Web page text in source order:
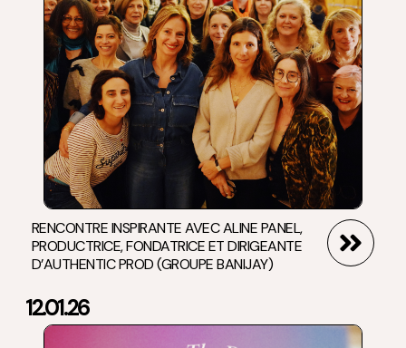
RENCONTRE INSPIRANTE AVEC ALINE PANEL,
PRODUCTRICE, FONDATRICE ET DIRIGEANTE
D’AUTHENTIC PROD (GROUPE BANIJAY)
12.01.26